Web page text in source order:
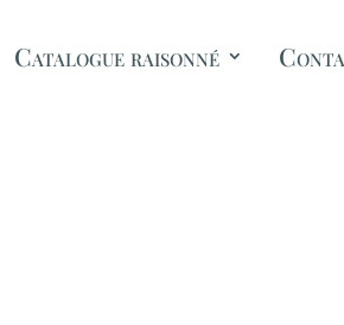
Catalogue raisonné